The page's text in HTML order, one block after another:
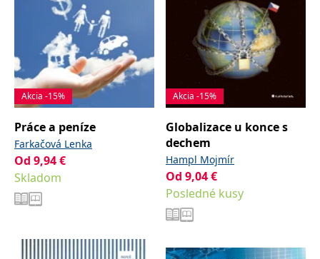
Akcia -15%
Práce a peníze
Farkačová Lenka
Od 9,94€
Skladom
Akcia -15%
Globalizace u konce s
dechem
Hampl Mojmír
Od 9,04€
Posledné kusy